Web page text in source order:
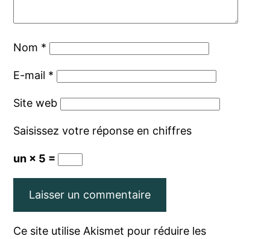
Nom *
E-mail *
Site web
Saisissez votre réponse en chiffres
un × 5 =
Ce site utilise Akismet pour réduire les